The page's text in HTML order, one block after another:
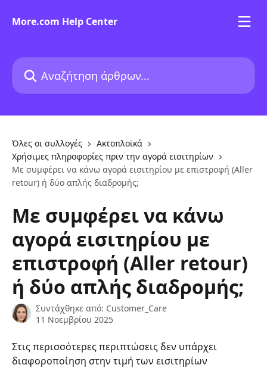
More.com Help Center
Αναζήτηση άρθρων...
Όλες οι συλλογές
Ακτοπλοϊκά
Χρήσιμες πληροφορίες πριν την αγορά εισιτηρίων
Με συμφέρει να κάνω αγορά εισιτηρίου με επιστροφή (Aller
retour) ή δύο απλής διαδρομής;
Με συμφέρει να κάνω
αγορά εισιτηρίου με
επιστροφή (Aller retour)
ή δύο απλής διαδρομής;
Συντάχθηκε από: Customer_Care
11 Νοεμβρίου 2025
Στις περισσότερες περιπτώσεις δεν υπάρχει
διαφοροποίηση στην τιμή των εισιτηρίων